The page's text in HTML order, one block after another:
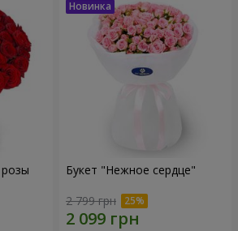
розы Букет "Нежное сердце"
2 799 грн